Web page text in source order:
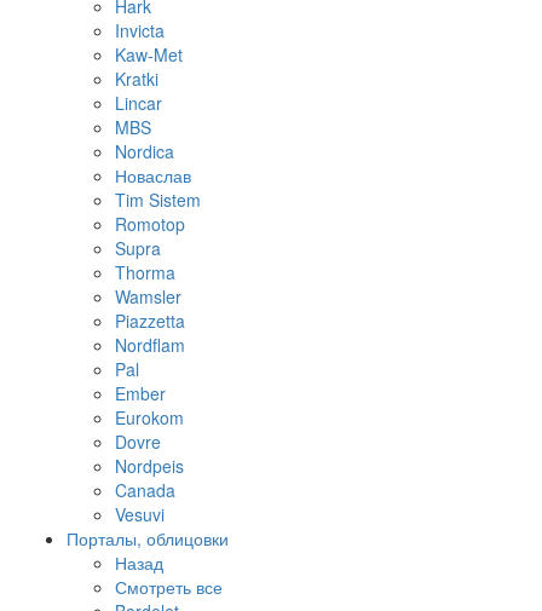
Hark
Invicta
Kaw-Met
Kratki
Lincar
MBS
Nordica
Новаслав
Tim Sistem
Romotop
Supra
Thorma
Wamsler
Piazzetta
Nordflam
Pal
Ember
Eurokom
Dovre
Nordpeis
Canada
Vesuvi
Порталы, облицовки
Назад
Смотреть все